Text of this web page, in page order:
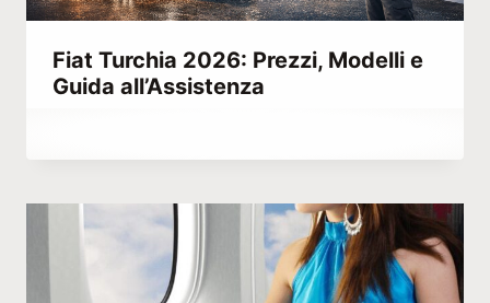
Fiat Turchia 2026: Prezzi, Modelli e
Guida all’Assistenza